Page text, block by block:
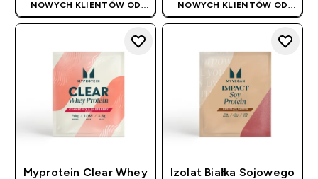
NOWYCH KLIENTÓW OD
180PLN| PROMOCJA
NOWYCH KLIENTÓW OD
180PLN| PROMOCJA
Myprotein Clear Whey
Izolat Białka Sojowego